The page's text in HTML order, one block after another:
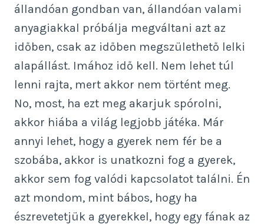
állandóan gondban van, állandóan valami
anyagiakkal próbálja megváltani azt az
időben, csak az időben megszülethető lelki
alapállást. Imához idő kell. Nem lehet túl
lenni rajta, mert akkor nem történt meg.
No, most, ha ezt meg akarjuk spórolni,
akkor hiába a világ legjobb játéka. Már
annyi lehet, hogy a gyerek nem fér be a
szobába, akkor is unatkozni fog a gyerek,
akkor sem fog valódi kapcsolatot találni. Én
azt mondom, mint bábos, hogy ha
észrevetetjük a gyerekkel, hogy egy fának az